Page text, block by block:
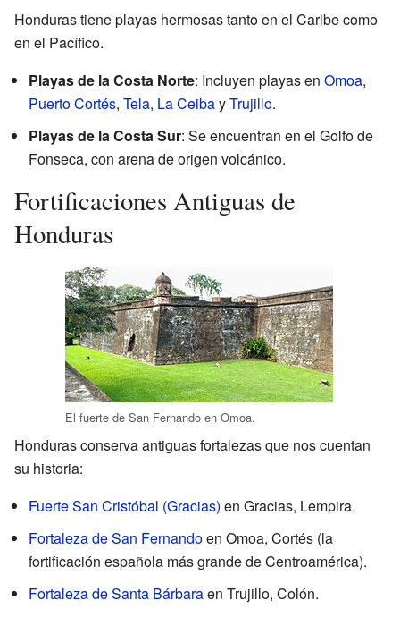
Honduras tiene playas hermosas tanto en el Caribe como
en el Pacífico.
Playas de la Costa Norte: Incluyen playas en Omoa,
Puerto Cortés, Tela, La CeibayTrujillo.
Playas de la Costa Sur: Se encuentran en el Golfo de
Fonseca, con arena de origen volcánico.
Fortificaciones Antiguas de
Honduras
El fuerte de San Fernando en Omoa.
Honduras conserva antiguas fortalezas que nos cuentan
su historia:
Fuerte San Cristóbal (Gracias) en Gracias, Lempira.
Fortaleza de San Fernandoen Omoa, Cortés (la
fortificación española más grande de Centroamérica).
Fortaleza de Santa Bárbaraen Trujillo, Colón.